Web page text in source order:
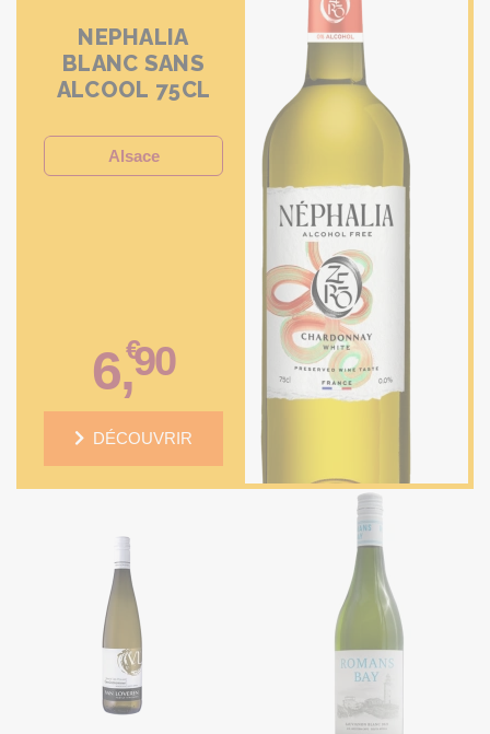
NEPHALIA
BLANC SANS
ALCOOL 75CL
Alsace
6
,
€90
DÉCOUVRIR